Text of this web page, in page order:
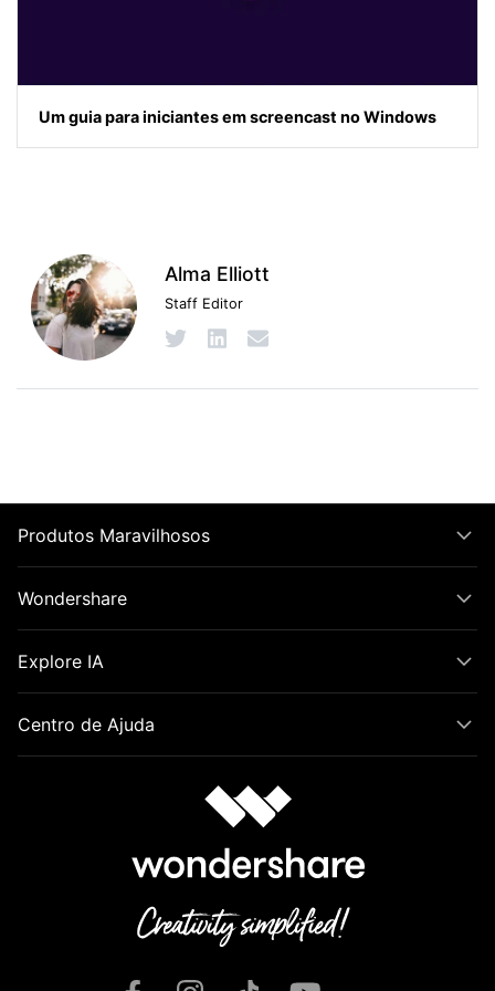
Um guia para iniciantes em screencast no Windows
Alma Elliott
Staff Editor
Produtos Maravilhosos
Wondershare
Explore IA
Centro de Ajuda